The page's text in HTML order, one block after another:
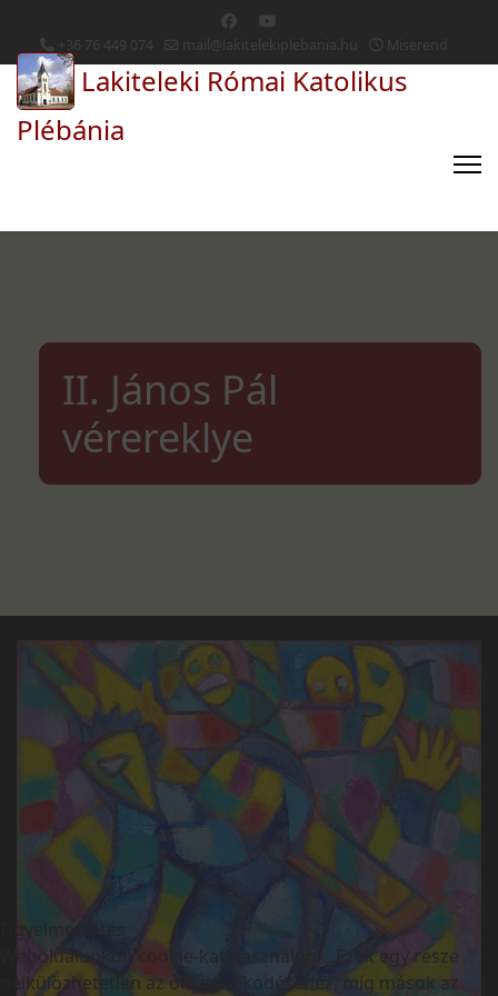
+36 76 449 074 mail@lakitelekiplebania.hu Miserend
Lakiteleki Római Katolikus
Plébánia
II. János Pál
vérereklye
Figyelmeztetés
Weboldalunkon cookie-kat használunk. Ezek egy része
nélkülözhetetlen az oldal működéséhez, míg mások az